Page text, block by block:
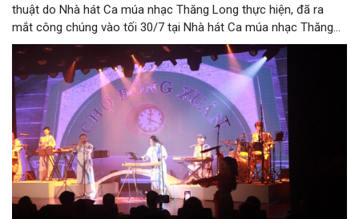
thuật do Nhà hát Ca múa nhạc Thăng Long thực hiện, đã ra
mắt công chúng vào tối 30/7 tại Nhà hát Ca múa nhạc Thăng
Long (số 31 - 33 phố Lương Văn Can, phường Hoàn Kiếm).